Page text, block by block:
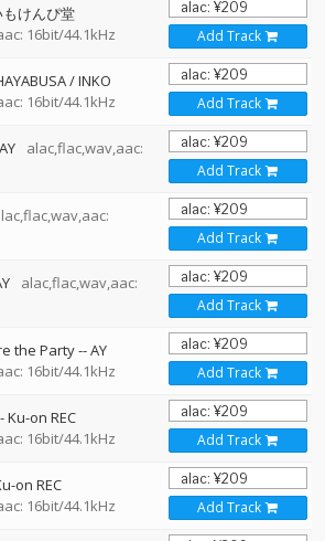
もけんぴ堂
16bit/44.1kHz
Add Track
/ INKO
16bit/44.1kHz
Add Track
AY
alac,flac,wav,aac:
Add Track
Add Track
alac,flac,wav,aac:
Add Track
the Party--AY
16bit/44.1kHz
Add Track
Ku-on REC
16bit/44.1kHz
Add Track
on REC
16bit/44.1kHz
Add Track